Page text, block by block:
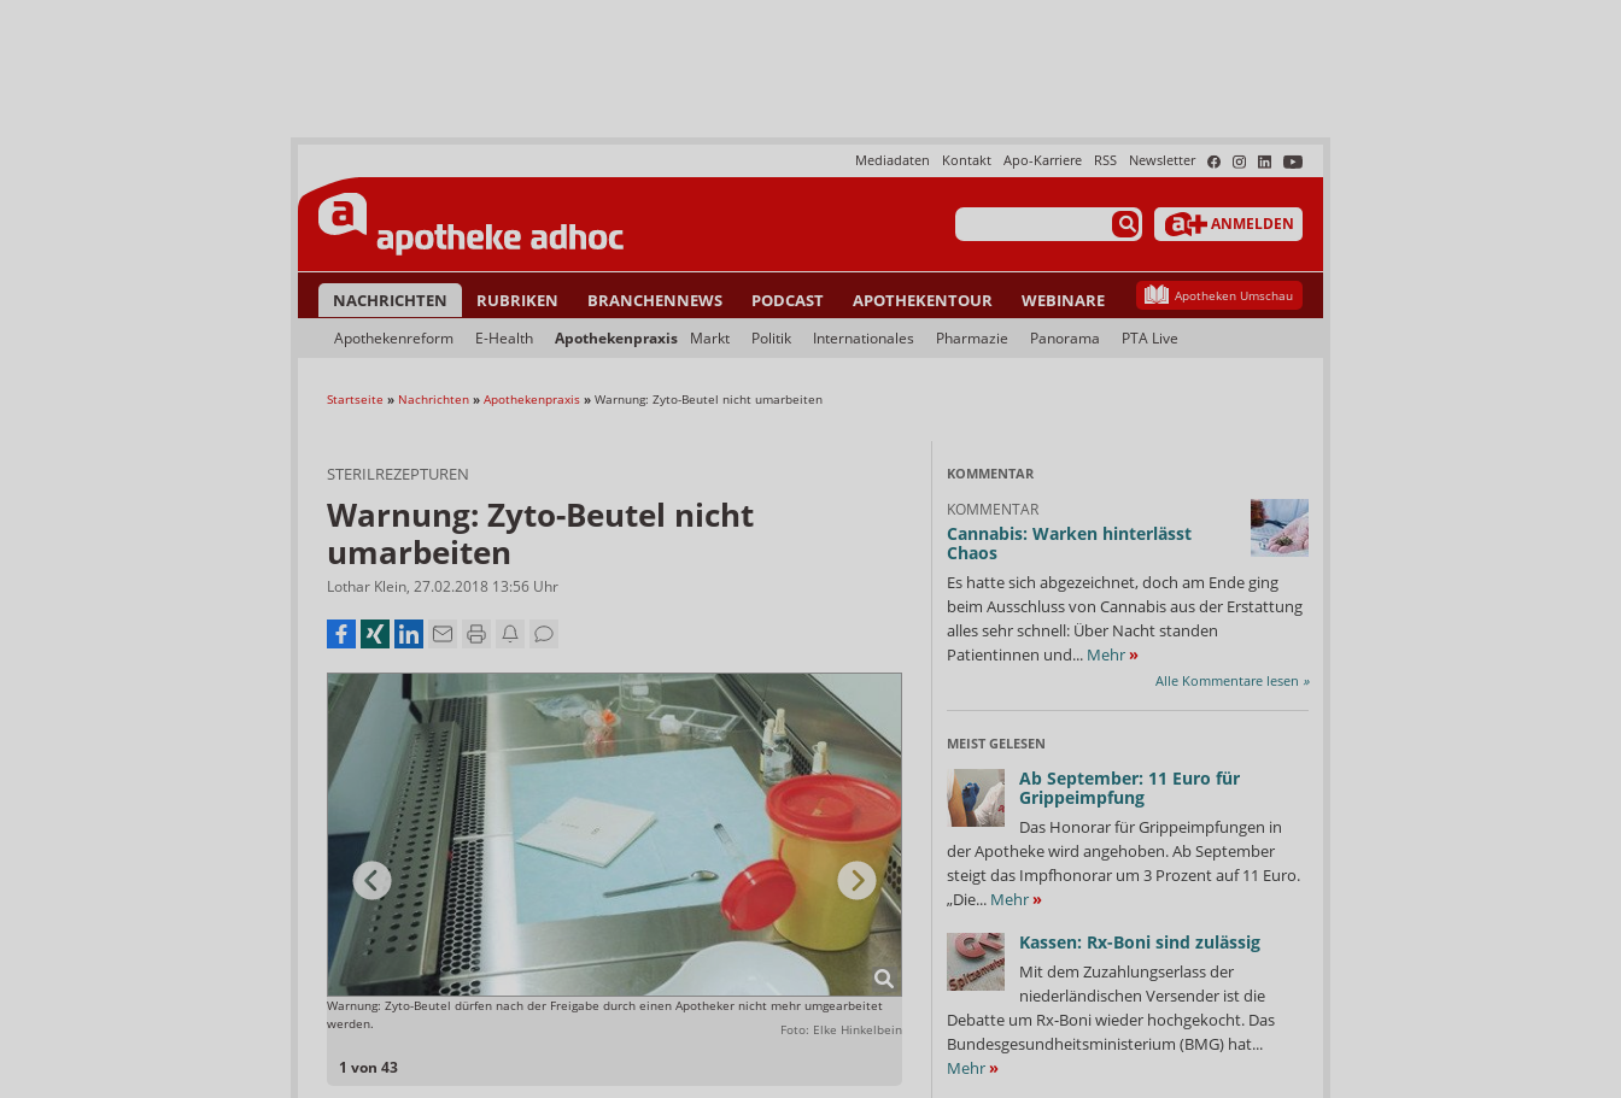
Newsletter
RSS
Apo-Karriere
Kontakt
Mediadaten
ANMELDEN
NACHRICHTEN RUBRIKEN BRANCHENNEWS PODCAST APOTHEKENTOUR WEBINARE Apotheken Umschau
Apothekenreform E-Health Apothekenpraxis Markt Politik Internationales Pharmazie Panorama PTA Live
Startseite » Nachrichten » Apothekenpraxis » Warnung: Zyto-Beutel nicht umarbeiten
STERILREZEPTUREN
Warnung: Zyto-Beutel nicht
umarbeiten
Lothar Klein, 27.02.2018 13:56 Uhr
1 von 43
Warnung: Zyto-Beutel dürfen nach der Freigabe durch einen Apotheker nicht mehr umgearbeitet
werden.
Foto: Elke Hinkelbein
Die Bundesregierung sieht die Länder in der Pflicht die Zyto-Apotheken lückenlos zu kontrollieren.
KOMMENTAR
KOMMENTAR
Cannabis: Warken hinterlässt
Chaos
Es hatte sich abgezeichnet, doch am Ende ging
beim Ausschluss von Cannabis aus der Erstattung
alles sehr schnell: Über Nacht standen
Patientinnen und... Mehr»
Alle Kommentare lesen »
MEIST GELESEN
Ab September: 11 Euro für
Grippeimpfung
Das Honorar für Grippeimpfungen in
der Apotheke wird angehoben. Ab September
steigt das Impfhonorar um 3 Prozent auf 11 Euro.
„Die... Mehr»
Kassen: Rx-Boni sind zulässig
Mit dem Zuzahlungserlass der
niederländischen Versender ist die
Debatte um Rx-Boni wieder hochgekocht. Das
Bundesgesundheitsministerium (BMG) hat...
Mehr»